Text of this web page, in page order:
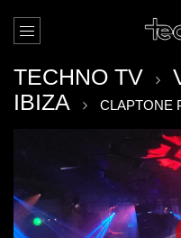
TECHNO TV
IBIZA
CLAPTONE